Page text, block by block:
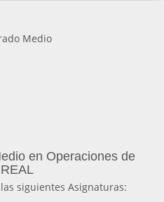
Medio
en Operaciones de
siguientes Asignaturas: